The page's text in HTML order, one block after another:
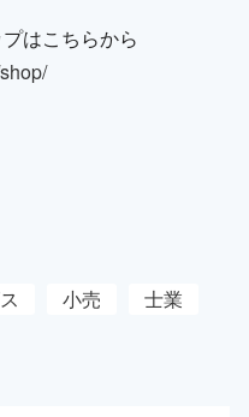
はこちらから
小売
士業